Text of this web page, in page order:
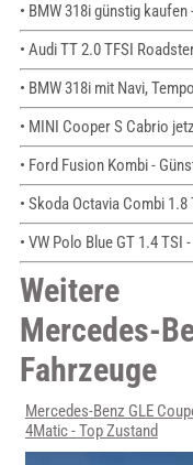
• BMW 318i günstig
• Audi TT 2.0 TFSI
• BMW 318i mit Navi,
• MINI Cooper S Cabrio
• Ford Fusion Kombi -
• Skoda Octavia Combi
• VW Polo Blue GT 1.4
Weitere
Mercedes-
Fahrzeuge
Mercedes-Benz GLE
4Matic - Top Zustand